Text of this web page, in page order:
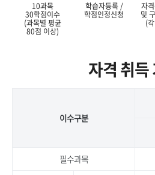
10과목
30학점이수
(과목별 평균
80점 이상)
학습자등록 /
학점인정신청
자
및
(
자격 취득
이수구분
필수과목